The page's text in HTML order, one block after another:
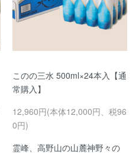
このの三水 500ml×24本入【通
常購入】
12,960円(本体12,000円、税96
0円)
霊峰、高野山の山麓神野々の